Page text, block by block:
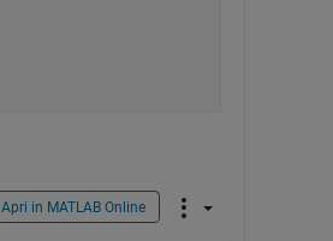
Apri in MATLAB Online